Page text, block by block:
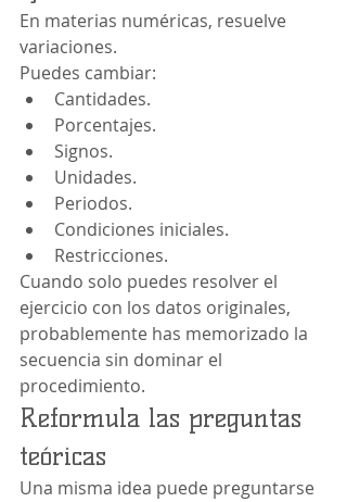
En materias numéricas, resuelve
variaciones.
Puedes cambiar:
Cantidades.
Porcentajes.
Signos.
Unidades.
Periodos.
Condiciones iniciales.
Restricciones.
Cuando solo puedes resolver el
ejercicio con los datos originales,
probablemente has memorizado la
secuencia sin dominar el
procedimiento.
Reformula las preguntas
teóricas
Una misma idea puede preguntarse